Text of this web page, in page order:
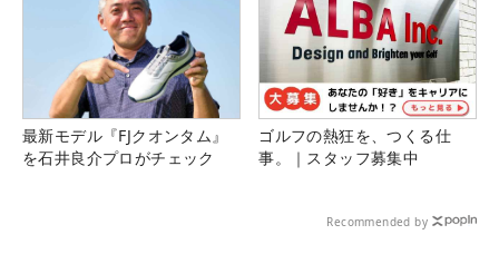
最新モデル『FJクオンタム』
を石井良介プロがチェック
ゴルフの熱狂を、つくる仕
事。｜スタッフ募集中
Recommended by